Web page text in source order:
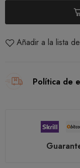
Añadir a la lista
Política de